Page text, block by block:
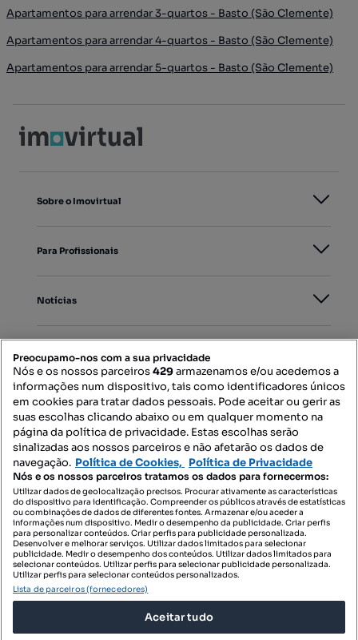
Apartamentos para arrendar 3-quartos - Basto (São Clemente)
Apartamentos para arrendar 4-quartos - Basto (São Clemente)
Apartamentos para arrendar 5-quartos - Basto (São Clemente)
Sobre o Imovirtual
Para Profissionais
Notícias
Mapa do Site
Contacte-nos
SIGA-NOS:
DESCARREGAR NA:
Preocupamo-nos com a sua privacidade
Nós e os nossos parceiros429armazenamos e/ou acedemos a
informações num dispositivo, tais como identificadores únicos
em cookies para tratar dados pessoais. Pode aceitar ou gerir as
suas escolhas clicando abaixo ou em qualquer momento na
página da política de privacidade. Estas escolhas serão
sinalizadas aos nossos parceiros e não afetarão os dados de
navegação. Política de Cookies, Política de Privacidade
Nós e os nossos parceiros tratamos os dados para fornecermos:
Utilizar dados de geolocalização precisos. Procurar ativamente as características
do dispositivo para identificação. Compreender os públicos através de estatísticas
ou combinações de dados de diferentes fontes. Armazenar e/ou aceder a
informações num dispositivo. Medir o desempenho da publicidade. Criar perfis
para personalizar conteúdos. Criar perfis para publicidade personalizada.
Desenvolver e melhorar serviços. Utilizar dados limitados para selecionar
publicidade. Medir o desempenho dos conteúdos. Utilizar dados limitados para
selecionar conteúdos. Utilizar perfis para selecionar publicidade personalizada.
Utilizar perfis para selecionar conteúdos personalizados.
Lista de parceiros (fornecedores)
Aceitar tudo